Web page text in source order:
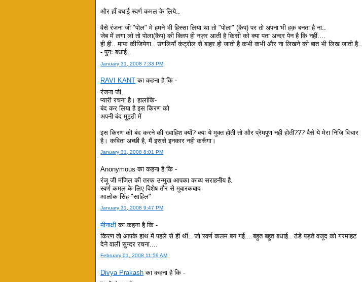
और हाँ बधाई स्वर्ण कमल के लिये..
वैसे रंजना जी "पोल" मे हमने भी हिस्सा लिया था तो "पोला" (कैप) पर तो अपना भी हक़ बनता है ना..
जेब में लगा लो तो पोला(कैप) की क्लिप ही नज़र आती है किसी को क्या पता अन्दर पेन है कि नहीं....
ही ही.. माफ कीजियेगा.. उंगलियाँ कंट्रोल से बाहर हो जाती है कभी कभी और ना लिखने की बात भी लिख जाती है..
- पुनः बधाई..
January 31, 2008 7:33 PM
RAVI KANT का कहना है कि -
रंजना जी,
प्यारी रचना है। हालांकि-
बंद कर लिया है इस किरण को
अपनी बंद मुट्ठी में
इस किरण कॊ बंद करने की ख्वाहिश क्यों? क्या ये मुक्त होती तो और प्रेमपूण नही होती??? वैसे ये मेरा निजि विचार
है। कविता अच्छी है, मैं इससे इनकार नही करूँगा।
January 31, 2008 8:01 PM
Anonymous का कहना है कि -
रंजू जी मंजिल की तरफ उन्मुख आपका काव्य सराहनीय है.
स्वर्ण कमल के लिए विशेष तौर से मुबारकबाद
आलोक सिंह "साहिल"
January 31, 2008 9:47 PM
मीनाक्षी का कहना है कि -
किरण तो आपके हाथ में पहले से ही थी.. जो स्वर्ण कलम बन गई... बहुत बहुत बधाई.. ठंडे पड़ते वजूद को गरमाहट
देने वाली सुन्दर रचना....
February 01, 2008 11:59 AM
Divya Prakash का कहना है कि -